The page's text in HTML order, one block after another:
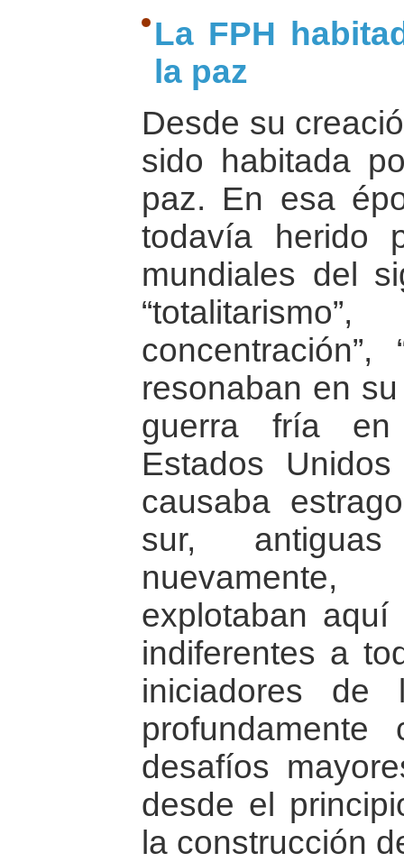
La FPH
la paz
Desde su
sido habitada
paz. En esa
todavía herido
mundiales del
concentración”,
resonaban en
guerra fría en
Estados
causaba
sur,
nuevamente,
explotaban
indiferentes a
iniciadores
desafíos
desde el
la construcción